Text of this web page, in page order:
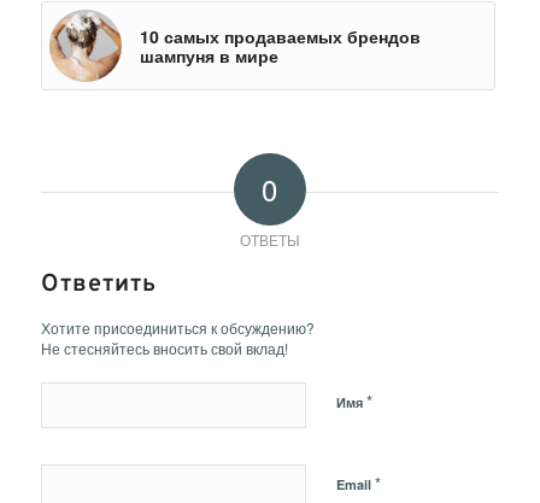
10 самых продаваемых брендов
шампуня в мире
0
ОТВЕТЫ
Ответить
Хотите присоединиться к обсуждению?
Не стесняйтесь вносить свой вклад!
Имя *
Email *